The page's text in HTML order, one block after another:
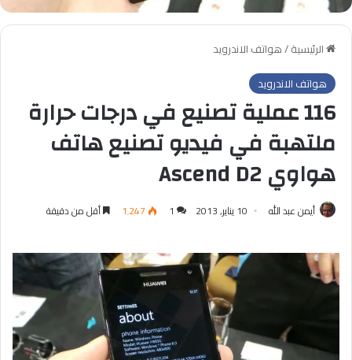
الرئيسية/هواتف الاندرويد
هواتف الاندرويد
116 عملية تصنيع في درجات حرارة
ملتهبة في فيديو تصنيع هاتف
هواوي Ascend D2
أيمن عبد الله 10 يناير, 2013 1 1٬247 أقل من دقيقة